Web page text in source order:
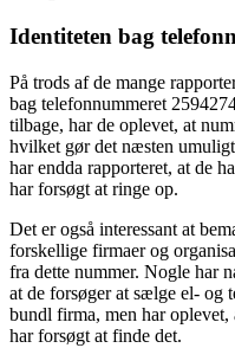
Identiteten bag
På trods af de mange
bag telefonnummeret
tilbage, har de oplevet, at
hvilket gør det næsten
har endda rapporteret, at de
har forsøgt at ringe op.
Det er også interessant at
forskellige firmaer og
fra dette nummer. Nogle har
at de forsøger at sælge el- og
bundl firma, men har oplevet,
har forsøgt at finde det.